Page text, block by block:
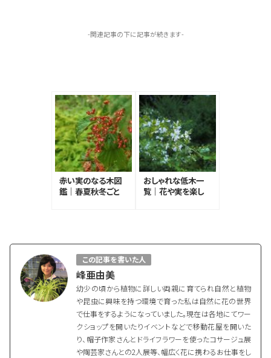
-関連記事の下に記事が続きます-
赤い実のなる木図
鑑｜春夏秋冬ごと
おしゃれな低木一
覧｜花や実を楽し
この記事を書いた人
峰亜由美
幼少の頃から植物に詳しい両親に育てられ自然と植物
や昆虫に興味を持つ環境で育った私は自然に花の世界
で仕事をするようになっていました。現在は各地にてワー
クショップを開いたりイベントなどで移動花屋を開いた
り、帽子作家さんとドライフラワーを使ったコサージュ展
や陶芸家さんとの2人展等、幅広く花に携わるお仕事をし